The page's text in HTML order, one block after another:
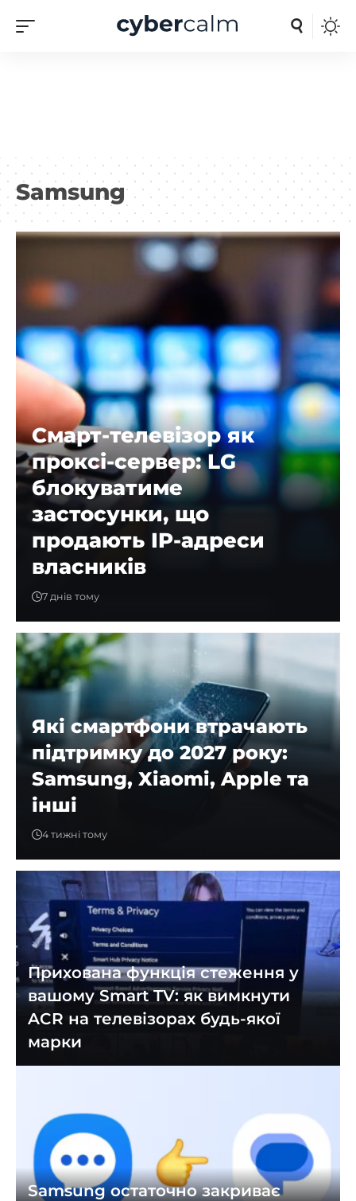
Samsung
Смарт-телевізор як
проксі-сервер: LG
блокуватиме
застосунки, що
продають IP-адреси
власників
7 днів тому
Які смартфони втрачають
підтримку до 2027 року:
Samsung, Xiaomi, Apple та
інші
4 тижні тому
Прихована функція стеження у
вашому Smart TV: як вимкнути
ACR на телевізорах будь-якої
марки
Samsung остаточно закриває